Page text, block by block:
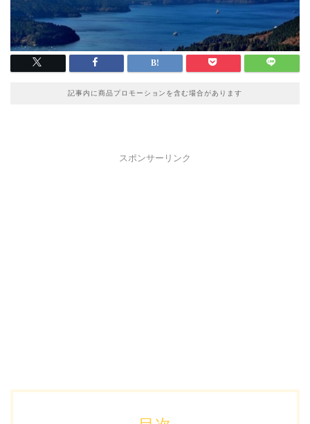
記事内に商品プロモーションを含む場合があります
スポンサーリンク